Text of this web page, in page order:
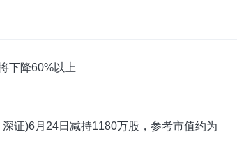
下降60%以上
证)6月24日减持1180万股，参考市值约为